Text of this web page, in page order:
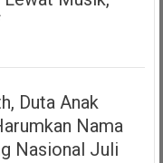
Duta Anak
Nama
Nasional Juli